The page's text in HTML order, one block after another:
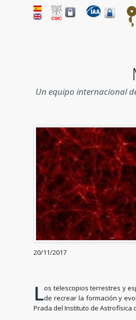
Un equipo internacional
20/11/2017
Los telescopios terrestres y
de recrear la formación y
Prada del Instituto de Astrofísica